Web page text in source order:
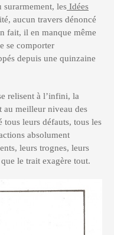
surarmement, les Idées
aucun travers dénoncé
fait, il en manque même
se comporter
depuis une quinzaine
relisent à l’infini, la
au meilleur niveau des
tous leurs défauts, tous les
absolument
leurs trognes, leurs
le trait exagère tout.